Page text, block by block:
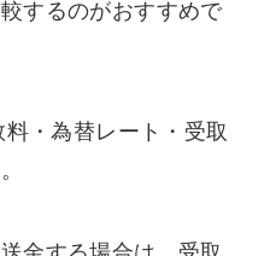
するのがおすすめで
・為替レート・受取